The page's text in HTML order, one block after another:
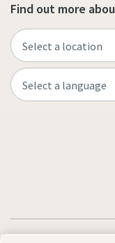
Find out more